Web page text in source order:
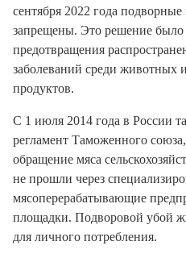
сентября 2022 года подворные
запрещены. Это решение было
предотвращения
заболеваний среди животных
продуктов.
С 1 июля 2014 года в России
регламент Таможенного
обращение мяса
не прошли через
мясоперерабатывающие
площадки. Подворовой убой
для личного потребления.